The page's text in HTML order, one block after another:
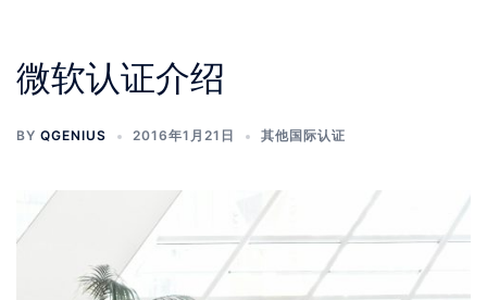
微软认证介绍
BY QGENIUS 2016年1月21日 其他国际认证